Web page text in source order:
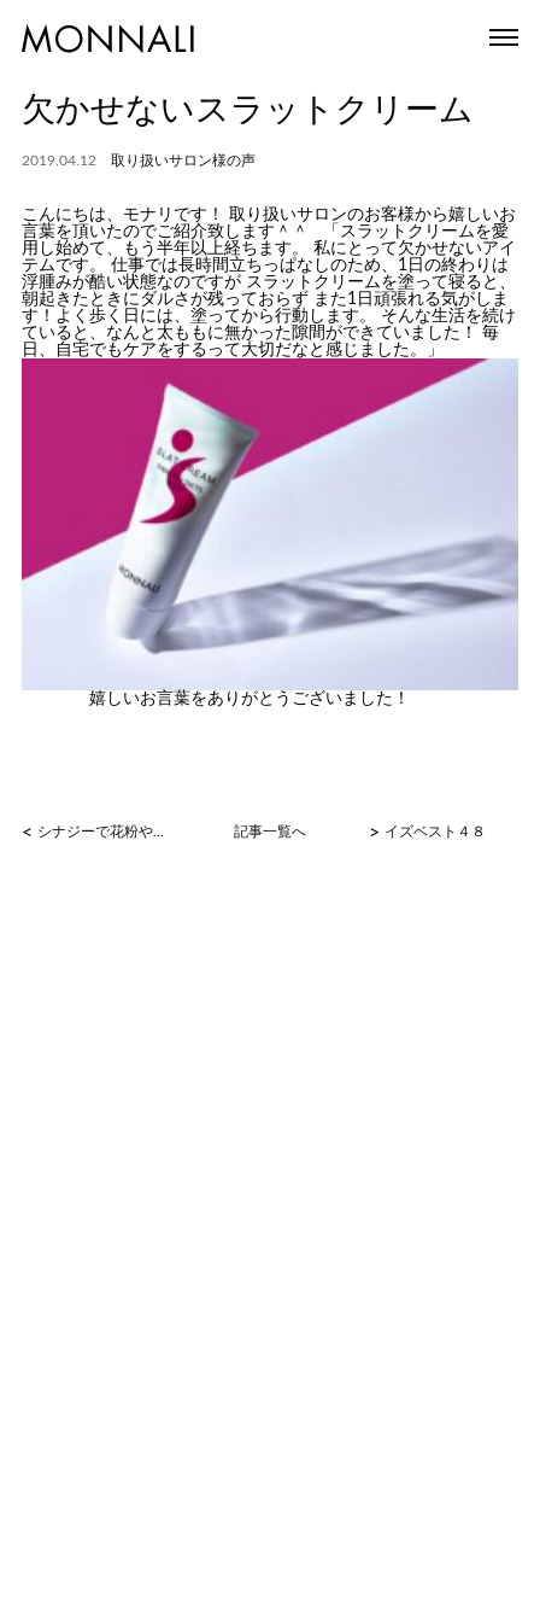
欠かせないスラットクリーム
2019.04.12 取り扱いサロン様の声
こんにちは、モナリです！ 取り扱いサロンのお客様から嬉しいお
言葉を頂いたのでご紹介致します＾＾ 「スラットクリームを愛
用し始めて、もう半年以上経ちます。 私にとって欠かせないアイ
テムです。 仕事では長時間立ちっぱなしのため、1日の終わりは
浮腫みが酷い状態なのですが スラットクリームを塗って寝ると、
朝起きたときにダルさが残っておらず また1日頑張れる気がしま
す！よく歩く日には、塗ってから行動します。 そんな生活を続け
ていると、なんと太ももに無かった隙間ができていました！ 毎
日、自宅でもケアをするって大切だなと感じました。」
嬉しいお言葉をありがとうございました！
< シナジーで花粉や黄砂も？ 記事一覧へ > イズベスト４８